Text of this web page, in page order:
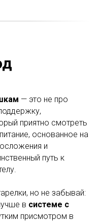
— это не про
приятно смотреть
основанное на
и
путь к
но не забывай:
в системе с
присмотром в